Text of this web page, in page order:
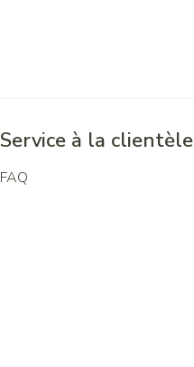
Service à la clientèle
FAQ